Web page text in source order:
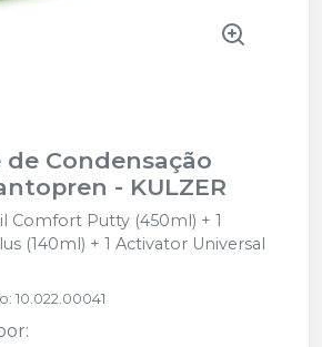
de Condensação
- KULZER
Comfort Putty (450ml) + 1
(140ml) + 1 Activator Universal
: 10.022.00041
: